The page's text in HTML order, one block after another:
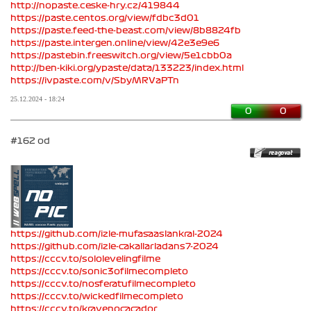
http://nopaste.ceske-hry.cz/419844
https://paste.centos.org/view/fdbc3d01
https://paste.feed-the-beast.com/view/8b8824fb
https://paste.intergen.online/view/42e3e9e6
https://pastebin.freeswitch.org/view/5e1cbb0a
http://ben-kiki.org/ypaste/data/133223/index.html
https://ivpaste.com/v/SbyMRVaPTn
25.12.2024 - 18:24
0 0
#162 od
https://github.com/izle-mufasaaslankral-2024
https://github.com/izle-cakallarladans7-2024
https://cccv.to/sololevelingfilme
https://cccv.to/sonic3ofilmecompleto
https://cccv.to/nosferatufilmecompleto
https://cccv.to/wickedfilmecompleto
https://cccv.to/kravenocacador